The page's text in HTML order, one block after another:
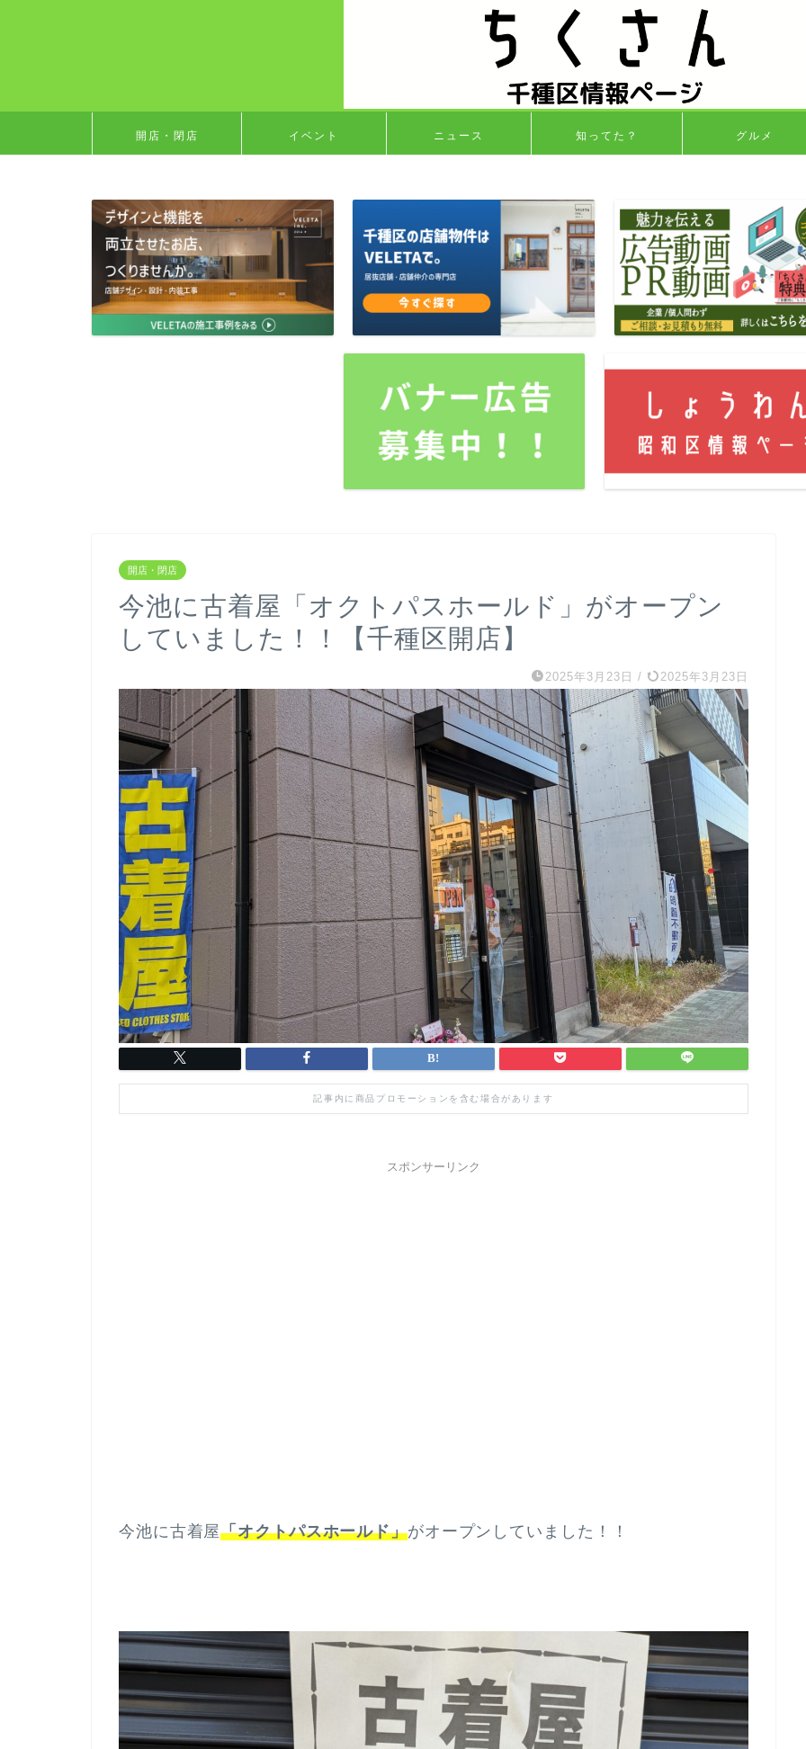
開店・閉店 イベント ニュース 知ってた？ グルメ
開店・閉店
今池に古着屋「オクトパスホールド」がオープン
していました！！【千種区開店】
2025年3月23日 / 2025年3月23日
記事内に商品プロモーションを含む場合があります
スポンサーリンク
今池に古着屋「オクトパスホールド」がオープンしていました！！